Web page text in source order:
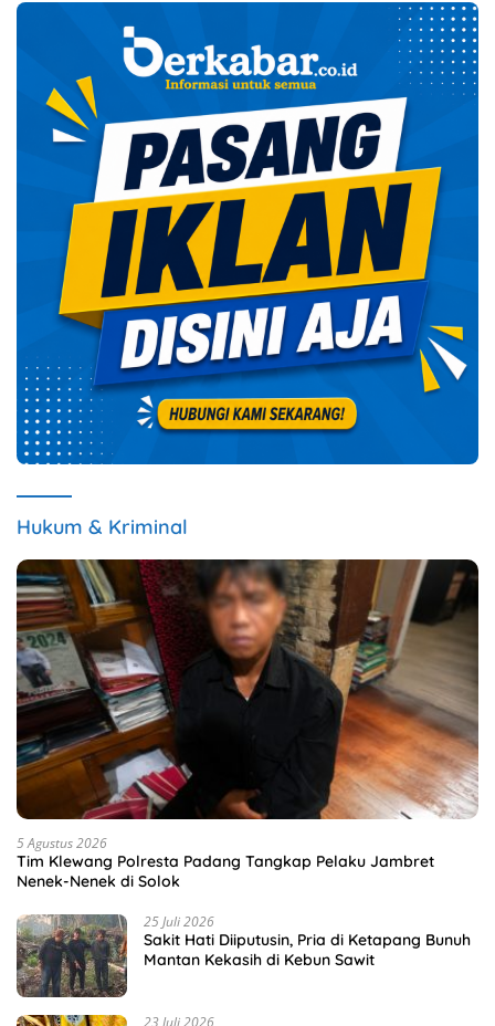
Hukum & Kriminal
5 Agustus 2026
Tim Klewang Polresta Padang Tangkap Pelaku Jambret
Nenek-Nenek di Solok
25 Juli 2026
Sakit Hati Diiputusin, Pria di Ketapang Bunuh
Mantan Kekasih di Kebun Sawit